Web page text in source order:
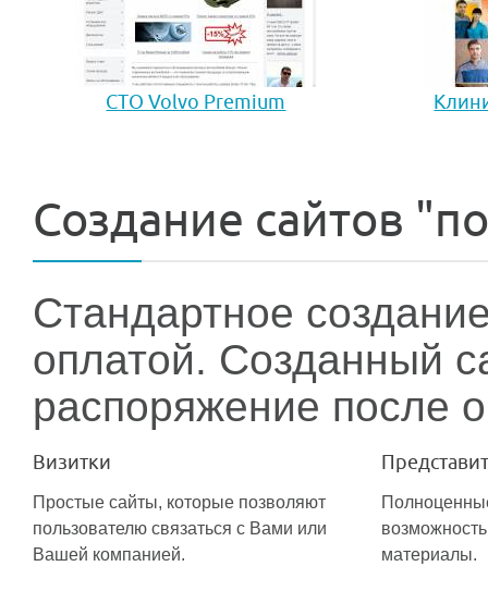
СТО Volvo Premium
Создание сайтов
Стандартное
оплатой. Созданный
распоряжение после
Визитки
Простые сайты, которые позволяют
пользователю связаться с Вами или
Вашей компанией.
материалы.